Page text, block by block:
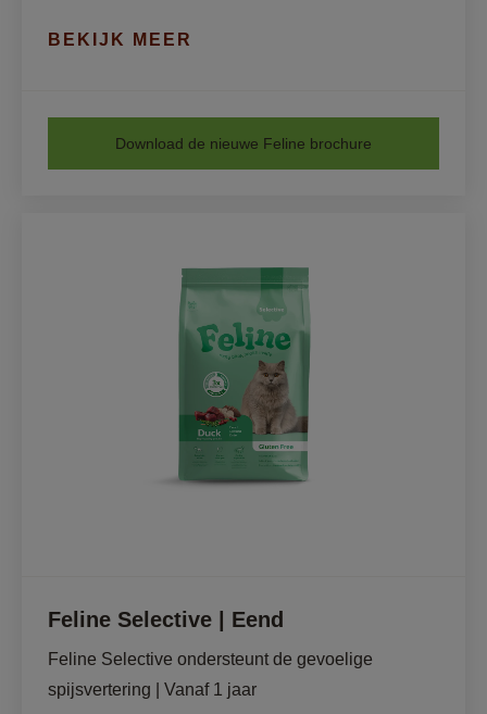
BEKIJK MEER
Download de nieuwe Feline brochure
Feline Selective | Eend
Feline Selective ondersteunt de gevoelige
spijsvertering | Vanaf 1 jaar